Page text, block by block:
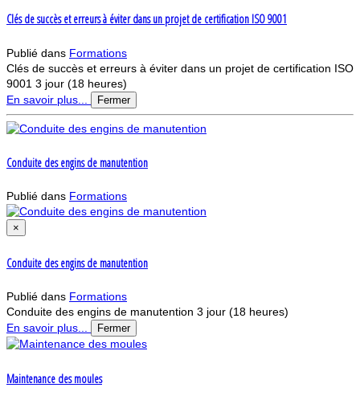
Clés de succès et erreurs à éviter dans un projet de certification ISO 9001
Publié dans Formations
Clés de succès et erreurs à éviter dans un projet de certification ISO
9001 3 jour (18 heures)
En savoir plus...
Fermer
Conduite des engins de manutention
Publié dans Formations
×
Conduite des engins de manutention
Publié dans Formations
Conduite des engins de manutention 3 jour (18 heures)
En savoir plus...
Fermer
Maintenance des moules